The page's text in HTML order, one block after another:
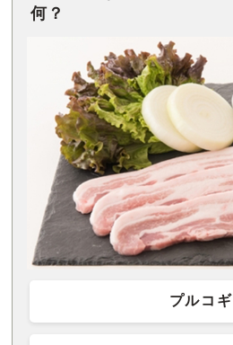
何？
プルコギ